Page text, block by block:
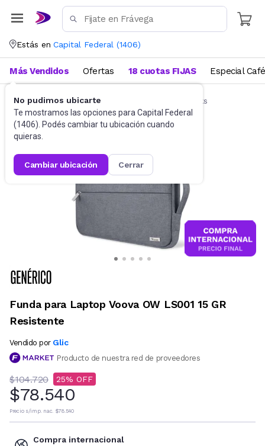
Estás en Capital Federal (1406)
No pudimos ubicarte
Te mostramos las opciones para Capital Federal
(1406). Podés cambiar tu ubicación cuando
quieras.
cambiar ubicación cerrar
Más Vendidos Ofertas 18 cuotas FIJAS Especial Café
Accesorios de Informática Funda Notebooks
Funda para Laptop Voova OW LS001 15 GR
Resistente
Vendido por Glic
Producto de nuestra red de proveedores
$104.720 25
$78.540
Precio s/imp. nac. $78.540
Compra internacional